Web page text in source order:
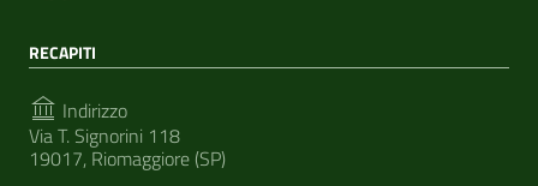
RECAPITI
Indirizzo
Via T. Signorini 118
19017, Riomaggiore (SP)